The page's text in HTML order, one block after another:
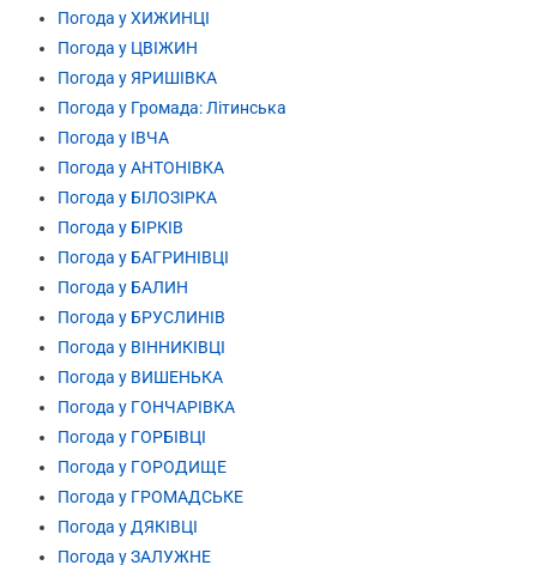
Погода у ХИЖИНЦІ
Погода у ЦВІЖИН
Погода у ЯРИШІВКА
Погода у Громада: Літинська
Погода у ІВЧА
Погода у АНТОНІВКА
Погода у БІЛОЗІРКА
Погода у БІРКІВ
Погода у БАГРИНІВЦІ
Погода у БАЛИН
Погода у БРУСЛИНІВ
Погода у ВІННИКІВЦІ
Погода у ВИШЕНЬКА
Погода у ГОНЧАРІВКА
Погода у ГОРБІВЦІ
Погода у ГОРОДИЩЕ
Погода у ГРОМАДСЬКЕ
Погода у ДЯКІВЦІ
Погода у ЗАЛУЖНЕ